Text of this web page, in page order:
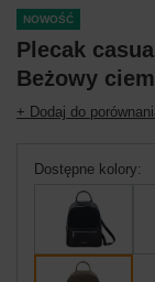
NOWOŚĆ
Plecak
Beżowy
+ Dodaj do
Dostępne kolory